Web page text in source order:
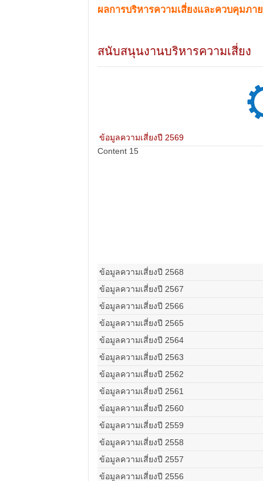
ผลการบริหารความเสี่ยงและควบคุมภา
สนับสนุนงานบริหารความเสี่ยง
ข้อมูลความเสี่ยงปี 2569
Content 15
ข้อมูลความเสี่ยงปี 2568
ข้อมูลความเสี่ยงปี 2567
ข้อมูลความเสี่ยงปี 2566
ข้อมูลความเสี่ยงปี 2565
ข้อมูลความเสี่ยงปี 2564
ข้อมูลความเสี่ยงปี 2563
ข้อมูลความเสี่ยงปี 2562
ข้อมูลความเสี่ยงปี 2561
ข้อมูลความเสี่ยงปี 2560
ข้อมูลความเสี่ยงปี 2559
ข้อมูลความเสี่ยงปี 2558
ข้อมูลความเสี่ยงปี 2557
ข้อมูลความเสี่ยงปี 2556